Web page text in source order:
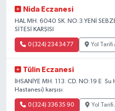
Nida Eczanesi
HAL MH. 6040 SK. NO:3 YENİ
SİTESİ KARŞISI
0 (324) 234 34 77 Yol Tarifi
Tülin Eczanesi
İHSANİYE MH. 113. CD. NO:19 E
Hastanesi) karşısı
0 (324) 336 35 90 Yol Tarifi